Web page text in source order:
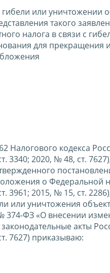
или уничтожении
такого
налога в связи с
для прекращения
Налогового кодекса
3340; 2020, № 48, ст.
о Федеральной
3961; 2015, № 15, ст.
или уничтожения
374-ФЗ «О внесении
акты
7627) приказываю: